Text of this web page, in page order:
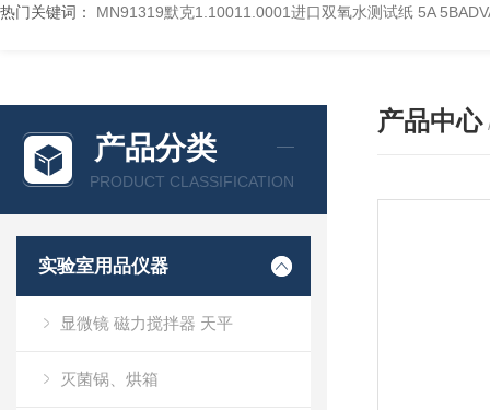
热门关键词： MN91319默克1.10011.0001进口双氧水测试纸 5A
产品分类
PRODUCT CLASSIFICATION
实验室用品仪器
显微镜 磁力搅拌器 天平
灭菌锅、烘箱
产品中心